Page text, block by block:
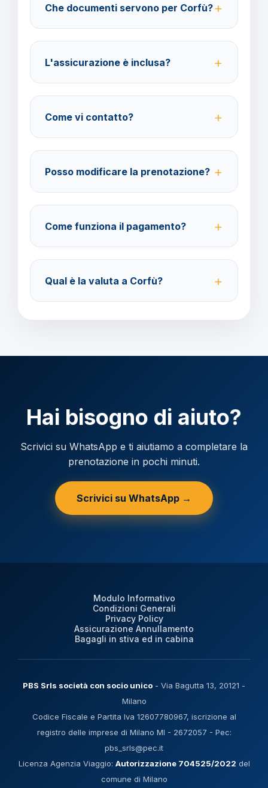
possibile ottenere il rimborso del 100%.
Che documenti servono per Corfù?
per la destinazione scelta.
L'assicurazione è inclusa?
consigliate per coprire spese mediche e
cancellazione viaggio.
Come vi contatto?
amministrazione@barbaviaggi.it, o tramite il sito
barbaviaggi.it.
Posso modificare la prenotazione?
prima della partenza con un costo di 70 euro a
modifica.
Come funziona il pagamento?
Acconto del 40% alla prenotazione, saldo 30 giorni
prima della partenza.
Qual è la valuta a Corfù?
Hai bisogno di aiuto?
Scrivici su WhatsApp e ti aiutiamo a completare la
prenotazione in pochi minuti.
Scrivici su WhatsApp →
Modulo Informativo
Condizioni Generali
Privacy Policy
Assicurazione Annullamento
Bagagli in stiva ed in cabina
PBS Srls società con socio unico - Via Bagutta 13, 20121 -
Milano
Codice Fiscale e Partita Iva 12607780967, iscrizione al
registro delle imprese di Milano MI - 2672057 - Pec:
pbs_srls@pec.it
Licenza Agenzia Viaggio: Autorizzazione 704525/2022 del
comune di Milano